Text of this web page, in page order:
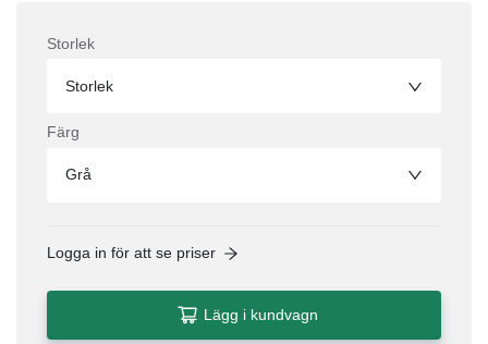
Storlek
Storlek
Färg
Grå
Logga in för att se priser
Lägg i kundvagn